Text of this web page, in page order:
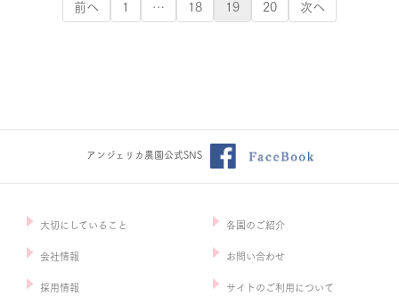
前へ 1 … 18 19 20 次へ
アンジェリカ農園公式SNS
大切にしていること
会社情報
採用情報
各園のご紹介
お問い合わせ
サイトのご利用について